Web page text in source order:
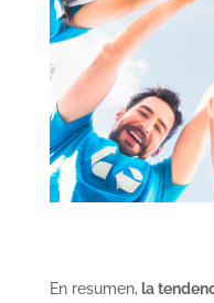
En resumen, la